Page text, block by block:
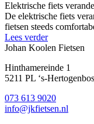
Elektrische fiets
De elektrische fiets
fietsen steeds
Lees verder
Johan Koolen Fietsen
Hinthamereinde 1
5211 PL ‘s-
073 613 9020
info@jkfietsen.nl